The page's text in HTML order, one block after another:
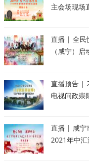
主会场现场
直播 | 全民
（咸宁）启
直播预告 |
电视问政崇
直播 | 咸宁
2021年中